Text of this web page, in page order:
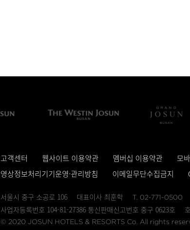
고객센터 웹사이트 이용약관 멤버십 이용약관 모
영상정보처리기기운영·관리방침
이메일무단수집금지
서울시 중구 소공로 106 대표이사 최훈학 T. 02-771-0500
사업자등록번호 104-81-27386 통신판매신고번호 중구 0623호
© 2020 JOSUN HOTELS & RESORTS Co. All rights